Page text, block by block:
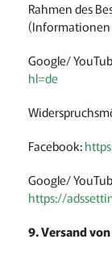
Rahmen des
(Informationen
Google/
hl=de
Facebook:
Google/
https://
9. Versand